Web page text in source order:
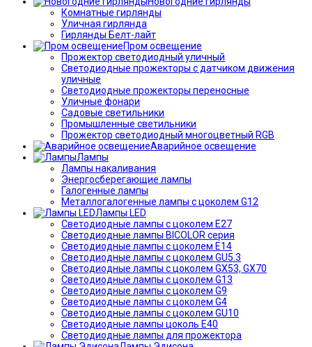
Комнатные гирлянды
Уличная гирлянда
Гирлянды Белт-лайт
Пром освещение
Прожектор светодиодный уличный
Светодиодные прожекторы с датчиком движения
уличные
Светодиодные прожекторы переносные
Уличные фонари
Садовые светильники
Промышленные светильники
Прожектор светодиодный многоцветный RGB
Аварийное освещение
Лампы
Лампы накаливания
Энергосберегающие лампы
Галогенные лампы
Металлогалогенные лампы с цоколем G12
Лампы LED
Светодиодные лампы с цоколем E27
Светодиодные лампы BICOLOR серия
Светодиодные лампы с цоколем E14
Светодиодные лампы с цоколем GU5.3
Светодиодные лампы с цоколем GX53, GX70
Светодиодные лампы с цоколем G13
Светодиодные лампы с цоколем G9
Светодиодные лампы с цоколем G4
Светодиодные лампы с цоколем GU10
Светодиодные лампы цоколь Е40
Светодиодные лампы для прожектора